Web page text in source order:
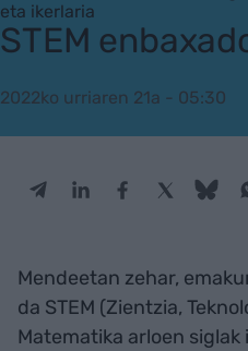
eta ikerlaria
STEM
2022ko urriaren 21a - 05:30
Mendeetan zehar,
da STEM (Zientzia,
Matematika arloen